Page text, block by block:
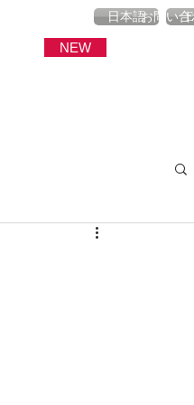
日本語お問い
NEW